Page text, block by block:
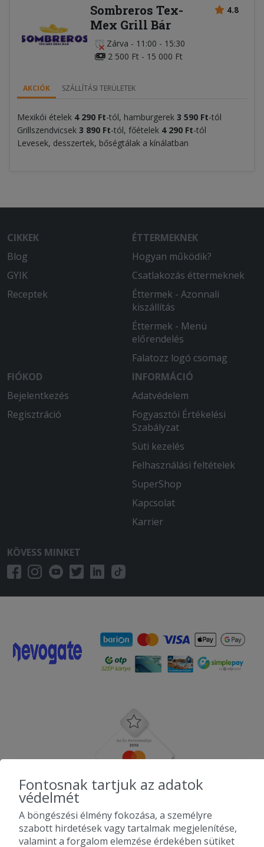
4.8
Sombreros Tex-
Mex Grill Bár
Zárva - 11:00 - 15:30
2 500 Ft - 15 000 Ft
AKCIÓK SZÁLLÍTÁSI TERÜLETEK
Mexikói ételek 4 290 Ft-tól, hamburgerek 3 590 Ft-tól
Grillszendvicsek 3 890 Ft-tól, főételek 4 290 Ft-tól
Levesek, desszertek, bőségtálak a kínálatban
CIKKEK
Blog
GYIK
Receptek
ÉTTERMEKNEK
Hogyan működik?
Csatlakozás éttermeknek
Éttermek - Azonnali
kiszállítás
Éttermek - Menü
előrendelés
Falatozz logó csomag
FIÓKOD
Bejelentkezés
Regisztráció
INFORMÁCIÓ
Adatvédelem
Fogyasztói Értékelési
Szabályzat
Süti kezelés
Felhasználási feltételek
SuperShop
Kapcsolat
Karrier
KÖVESS MINKET
Fontosnak tartjuk az adatok
védelmét
A böngészési élmény fokozása, a személyre
szabott hirdetések vagy tartalmak megjelenítése,
valamint a forgalom elemzése érdekében sütiket